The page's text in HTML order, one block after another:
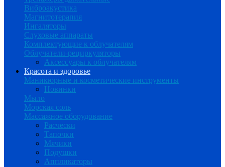
Виброакустика
Магнитотерапия
Ингаляторы
Слуховые аппараты
Комплектующие к облучателям
Облучатели-рециркуляторы
Аксессуары к облучателям
Красота и здоровье
Маникюрные и косметические инструменты
Новинки
Мыло
Морская соль
Массажное оборудование
Расчески
Тапочки
Мячики
Подушки
Аппликаторы